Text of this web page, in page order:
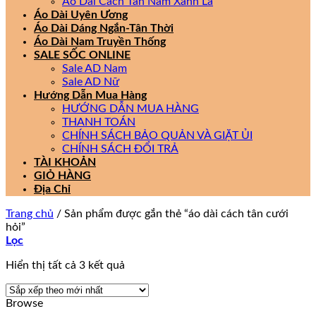
Áo Dài Uyên Ương
Áo Dài Dáng Ngắn-Tân Thời
Áo Dài Nam Truyền Thống
SALE SỐC ONLINE
Sale AD Nam
Sale AD Nữ
Hướng Dẫn Mua Hàng
HƯỚNG DẪN MUA HÀNG
THANH TOÁN
CHÍNH SÁCH BẢO QUẢN VÀ GIẶT ỦI
CHÍNH SÁCH ĐỔI TRẢ
TÀI KHOẢN
GIỎ HÀNG
Địa Chỉ
Trang chủ / Sản phẩm được gắn thẻ “áo dài cách tân cưới
hỏi”
Lọc
Hiển thị tất cả 3 kết quả
xếp
Browse